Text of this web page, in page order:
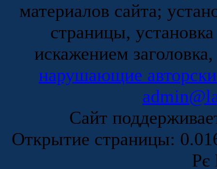
материалов сайта;
страницы,
искажением
нарушающие
Сайт
Открытие страницы:
Рє